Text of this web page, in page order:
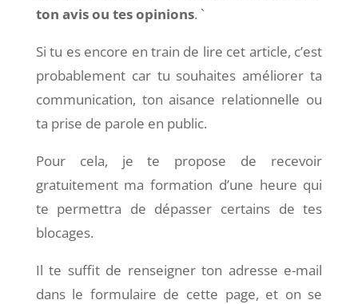
ton avis ou tes opinions. `
Si tu es encore en train de lire cet article, c’est
probablement car tu souhaites améliorer ta
communication, ton aisance relationnelle ou
ta prise de parole en public.
Pour cela, je te propose de recevoir
gratuitement ma formation d’une heure qui
te permettra de dépasser certains de tes
blocages.
Il te suffit de renseigner ton adresse e-mail
dans le formulaire de cette page, et on se